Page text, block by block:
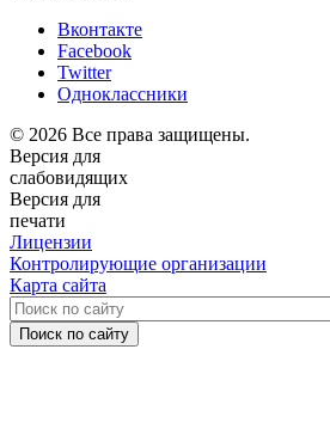
Вконтакте
Facebook
Twitter
Одноклассники
© 2026 Все права защищены.
Версия для
слабовидящих
Версия для
печати
Лицензии
Контролирующие организации
Карта сайта
Поиск по сайту